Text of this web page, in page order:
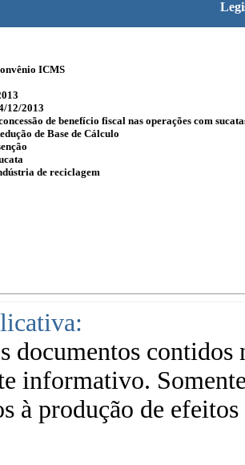
ICMS
12/2013
de benefício fiscal nas operações com
de Base de Cálculo
de reciclagem
documentos contidos
informativo.
à produção de